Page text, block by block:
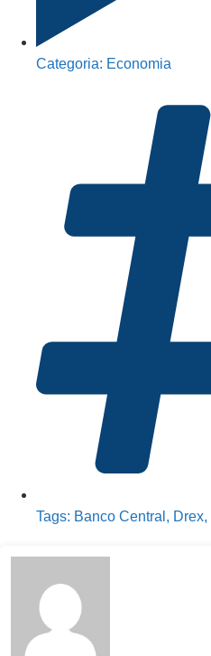
Categoria: Economia
Tags: Banco Central , Drex,